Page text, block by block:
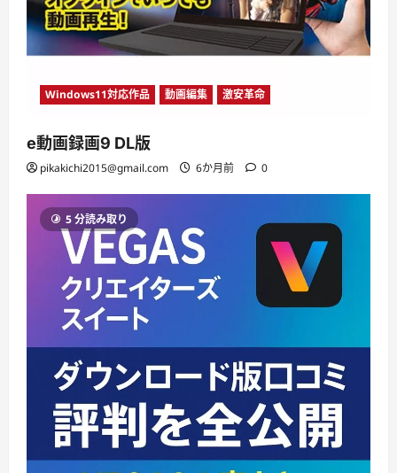
Windows11対応作品 動画編集 激安革命
e動画録画9 DL版
pikakichi2015@gmail.com 6か月前 0
5 分読み取り